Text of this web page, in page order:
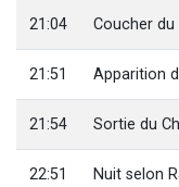
21:04 Coucher du
21:51 Apparition
21:54 Sortie du
22:51 Nuit selon